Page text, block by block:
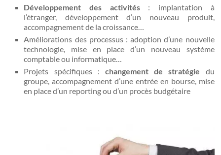
Développement des activités: implantation à
l’étranger, développement d’un nouveau produit,
accompagnement de la croissance…
Améliorations des processus : adoption d’une nouvelle
technologie, mise en place d’un nouveau système
comptable ou informatique…
Projets spécifiques : changement de stratégie du
groupe, accompagnement d’une entrée en bourse, mise
en place d’un reporting ou d’un procès budgétaire